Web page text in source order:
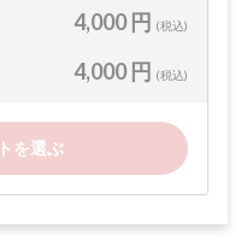
4,000 円 (税込)
4,000 円 (税込)
を選ぶ